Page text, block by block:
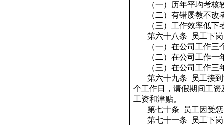
（一）历年平均考核
（二）有错屡教不改
（三）工作效率低下
第六十八条
员工下
（一）在公司工作
（二）在公司工作
（三）在公司工作
第六十九条
员工接
个工作日，请假期间工
工资和津贴。
第七十条
员工因受
第七十一条
员工下